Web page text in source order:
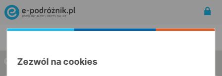
w jedną stronę w obie strony
Zezwól na cookies